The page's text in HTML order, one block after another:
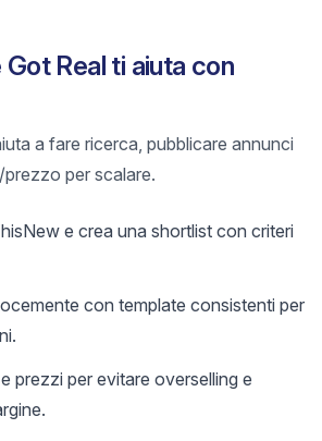
Real ti aiuta con
a fare ricerca, pubblicare annunci
per scalare.
e crea una shortlist con criteri
con template consistenti per
prezzi per evitare overselling e